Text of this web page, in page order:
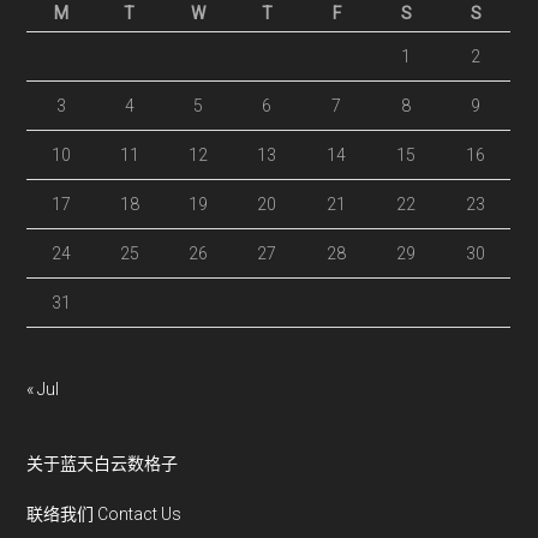
M T W T F S S
1 2
3 4 5 6 7 8 9
10 11 12 13 14 15 16
17 18 19 20 21 22 23
24 25 26 27 28 29 30
31
« Jul
关于蓝天白云数格子
联络我们 Contact Us